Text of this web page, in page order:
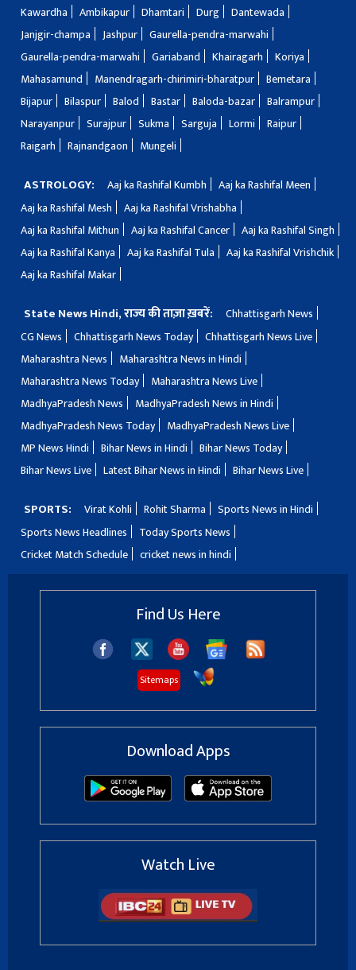
Kawardha
Ambikapur Dhamtari Durg
Dantewada
Janjgir-champa
Jashpur
Gaurella-pendra-marwahi
Gaurella-pendra-marwahi
Gariaband Khairagarh
Koriya
Mahasamund
Manendragarh-chirimiri-bharatpur
Bemetara
Bijapur
Bilaspur Balod Bastar Baloda-bazar
Balrampur
Narayanpur
Surajpur Sukma Sarguja Lormi
Raipur
Raigarh
Rajnandgaon Mungeli
ASTROLOGY: Aaj ka Rashifal Kumbh
Aaj ka Rashifal Meen
Aaj ka Rashifal Mesh
Aaj ka Rashifal Vrishabha
Aaj ka Rashifal Mithun
Aaj ka Rashifal Cancer
Aaj ka Rashifal Singh
Aaj ka Rashifal Kanya
Aaj ka Rashifal Tula
Aaj ka Rashifal Vrishchik
Aaj ka Rashifal Makar
State News Hindi, राज्य की ताज़ा ख़बरें:
Chhattisgarh News
CG News
Chhattisgarh News Today
Chhattisgarh News Live
Maharashtra News
Maharashtra News in Hindi
Maharashtra News Today
Maharashtra News Live
MadhyaPradesh News
MadhyaPradesh News in Hindi
MadhyaPradesh News Today
MadhyaPradesh News Live
MP News Hindi
Bihar News in Hindi
Bihar News Today
Bihar News Live
Latest Bihar News in Hindi Bihar News Live
SPORTS: Virat Kohli Rohit Sharma
Sports News in Hindi
Sports News Headlines
Today Sports News
Cricket Match Schedule
cricket news in hindi
Find Us Here
Sitemaps
Download Apps
Watch Live